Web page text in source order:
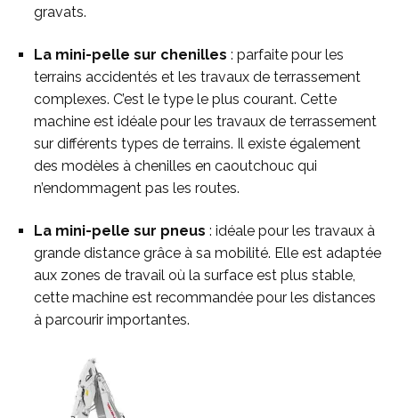
gravats.
La mini-pelle sur chenilles : parfaite pour les
terrains accidentés et les travaux de terrassement
complexes. C’est le type le plus courant. Cette
machine est idéale pour les travaux de terrassement
sur différents types de terrains. Il existe également
des modèles à chenilles en caoutchouc qui
n’endommagent pas les routes.
La mini-pelle sur pneus : idéale pour les travaux à
grande distance grâce à sa mobilité. Elle est adaptée
aux zones de travail où la surface est plus stable,
cette machine est recommandée pour les distances
à parcourir importantes.